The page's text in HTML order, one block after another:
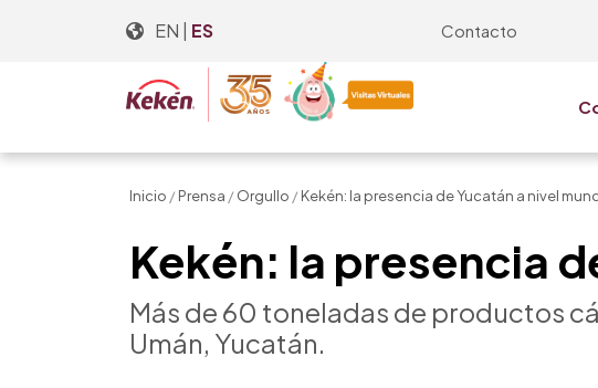
EN ES Contacto
Inicio /Prensa /Orgullo /Kekén: la presencia de Yucatán a nivel
Kekén: la presencia
Más de 60 toneladas de productos
Umán, Yucatán.